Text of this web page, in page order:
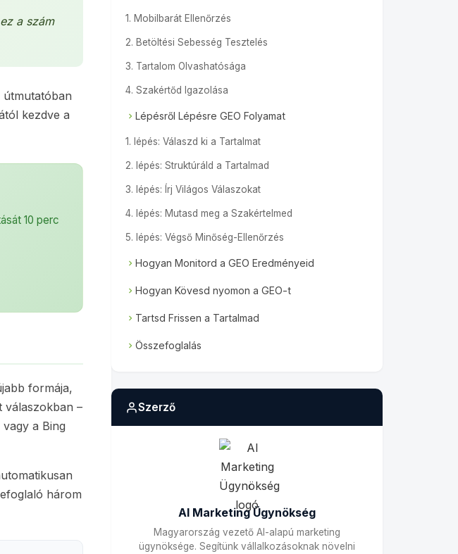
a szám
útmutatóban
kezdve a
10 perc
formája,
válaszokban –
a Bing
három
1. Mobilbarát Ellenőrzés
2. Betöltési Sebesség Tesztelés
3. Tartalom Olvashatósága
4. Szakértőd Igazolása
Lépésről Lépésre GEO Folyamat
1. lépés: Válaszd ki a Tartalmat
2. lépés: Struktúráld a Tartalmad
3. lépés: Írj Világos Válaszokat
4. lépés: Mutasd meg a Szakértelmed
5. lépés: Végső Minőség-Ellenőrzés
Hogyan Monitord a GEO Eredményeid
Hogyan Kövesd nyomon a GEO-t
Tartsd Frissen a Tartalmad
Összefoglalás
Szerző
AI Marketing Ügynökség
Magyarország vezető AI-alapú marketing
ügynöksége. Segítünk vállalkozásoknak növelni